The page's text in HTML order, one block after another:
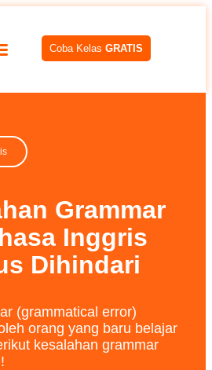
Coba Kelas GRATIS
Grammar
Inggris
Dihindari
(grammatical error)
orang yang baru belajar
kesalahan grammar